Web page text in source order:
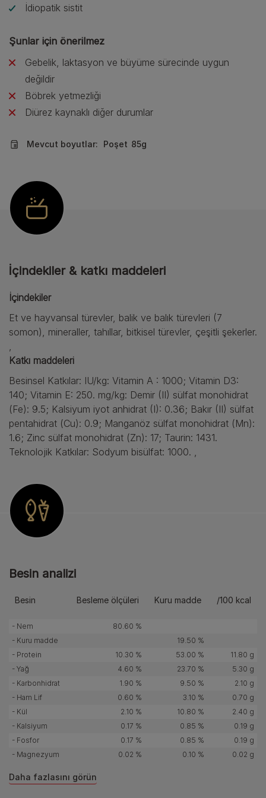
İdiopatik sistit
Şunlar için önerilmez
Gebelik, laktasyon ve büyüme sürecinde uygun
değildir
Böbrek yetmezliği
Diürez kaynaklı diğer durumlar
Mevcut boyutlar: Poşet 85g
İçindekiler & katkı maddeleri
İçindekiler
Et ve hayvansal türevler, balik ve balık türevleri (7
somon), mineraller, tahıllar, bitkisel türevler, çeşitli şekerler.
,
Katkı maddeleri
Besinsel Katkılar: IU/kg: Vitamin A : 1000; Vitamin D3:
140; Vitamin E: 250. mg/kg: Demir (II) sülfat monohidrat
(Fe): 9.5; Kalsiyum iyot anhidrat (I): 0.36; Bakır (II) sülfat
pentahidrat (Cu): 0.9; Manganöz sülfat monohidrat (Mn):
1.6; Zinc sülfat monohidrat (Zn): 17; Taurin: 1431.
Teknolojik Katkılar: Sodyum bisülfat: 1000. ,
Besin analizi
Besin Besleme ölçüleri Kuru madde /100 kcal
- Nem
80.60 %
- Kuru madde
19.50 %
- Protein
10.30 % 53.00 %
11.80 g
- Yağ
4.60 % 23.70 %
5.30 g
- Karbonhidrat
1.90 % 9.50 %
2.10 g
- Ham Lif
0.60 % 3.10 %
0.70 g
- Kül
2.10 % 10.80 %
2.40 g
- Kalsiyum
0.17 % 0.85 %
0.19 g
- Fosfor
0.17 % 0.85 %
0.19 g
- Magnezyum
0.02 % 0.10 % 0.02 g
Daha fazlasını görün